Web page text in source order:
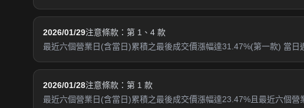
2026/01/29注意條款：第 1、4 款
最近六個營業日(含當日)累積之最後成交價漲幅達31.47%(第一款) 當日
2026/01/28注意條款：第 1 款
最近六個營業日(含當日)累積之最後成交價漲幅達23.47%且最近六個